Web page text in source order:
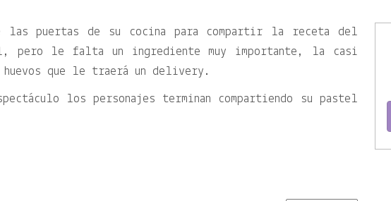
las puertas de su cocina para compartir la receta del
pero le falta un ingrediente muy importante, la casi
huevos que le traerá un delivery.
los personajes terminan compartiendo su pastel